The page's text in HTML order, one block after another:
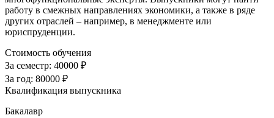
работу в смежных направлениях экономики, а также в ряде
других отраслей – например, в менеджменте или
юриспруденции.
Стоимость обучения
За семестр: 40000 ₽
За год: 80000 ₽
Квалификация выпускника
Бакалавр